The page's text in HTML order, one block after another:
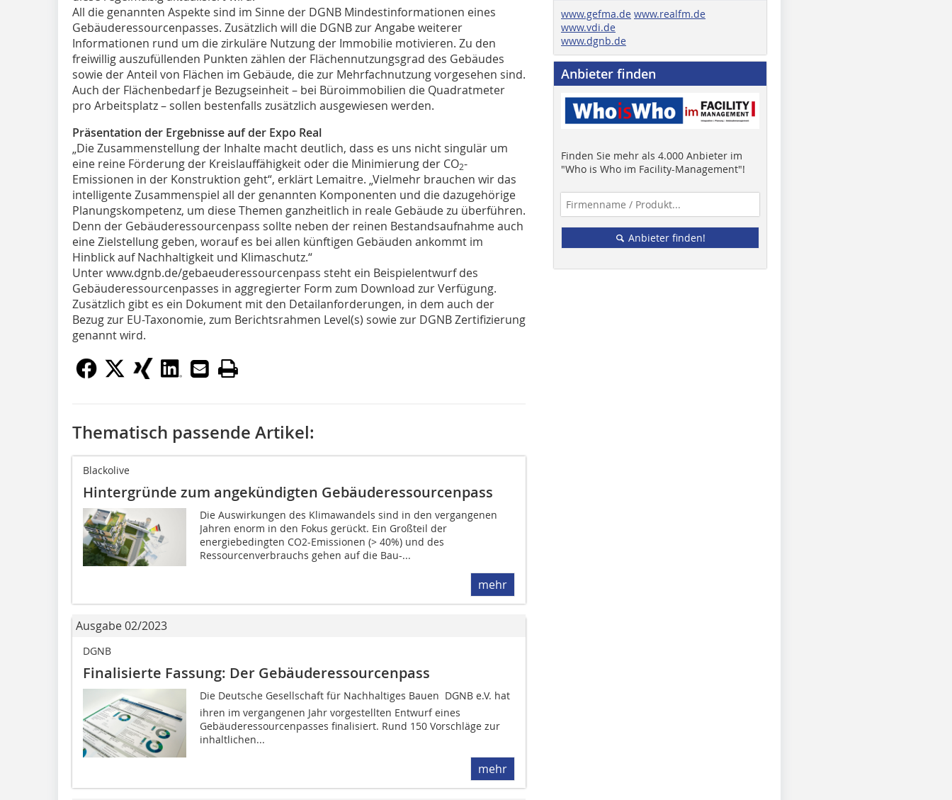
All die genannten Aspekte sind im Sinne der DGNB Mindestinformationen eines
Gebäuderessourcenpasses. Zusätzlich will die DGNB zur Angabe weiterer
Informationen rund um die zirkuläre Nutzung der Immobilie motivieren. Zu den
freiwillig auszufüllenden Punkten zählen der Flächennutzungsgrad des Gebäudes
sowie der Anteil von Flächen im Gebäude, die zur Mehrfachnutzung vorgesehen sind.
Auch der Flächenbedarf je Bezugseinheit – bei Büroimmobilien die Quadratmeter
pro Arbeitsplatz – sollen bestenfalls zusätzlich ausgewiesen werden.
Präsentation der Ergebnisse auf der Expo Real
„Die Zusammenstellung der Inhalte macht deutlich, dass es uns nicht singulär um
eine reine Förderung der Kreislauffähigkeit oder die Minimierung der CO2-
Emissionen in der Konstruktion geht“, erklärt Lemaitre. „Vielmehr brauchen wir das
intelligente Zusammenspiel all der genannten Komponenten und die dazugehörige
Planungskompetenz, um diese Themen ganzheitlich in reale Gebäude zu überführen.
Denn der Gebäuderessourcenpass sollte neben der reinen Bestandsaufnahme auch
eine Zielstellung geben, worauf es bei allen künftigen Gebäuden ankommt im
Hinblick auf Nachhaltigkeit und Klimaschutz.“
Unter www.dgnb.de/gebaeuderessourcenpass steht ein Beispielentwurf des
Gebäuderessourcenpasses in aggregierter Form zum Download zur Verfügung.
Zusätzlich gibt es ein Dokument mit den Detailanforderungen, in dem auch der
Bezug zur EU-Taxonomie, zum Berichtsrahmen Level(s) sowie zur DGNB Zertifizierung
genannt wird.
Thematisch passende Artikel:
Blackolive
Hintergründe zum angekündigten Gebäuderessourcenpass
Die Auswirkungen des Klimawandels sind in den vergangenen
Jahren enorm in den Fokus gerückt. Ein Großteil der
energiebedingten CO2-Emissionen (> 40%) und des
Ressourcenverbrauchs gehen auf die Bau-...
mehr
Ausgabe 02/2023
DGNB
Finalisierte Fassung: Der Gebäuderessourcenpass
­Die Deutsche Gesellschaft für Nachhaltiges Bauen  DGNB e.V. hat
ihren im vergangenen Jahr vorgestellten Entwurf eines
Gebäuderessourcenpasses finalisiert. Rund 150 Vorschläge zur
inhaltlichen...
mehr
www.gefma.de www.realfm.de
www.vdi.de
www.dgnb.de
Anbieter finden
Finden Sie mehr als 4.000 Anbieter im
"Who is Who im Facility-Management"!
Anbieter finden!